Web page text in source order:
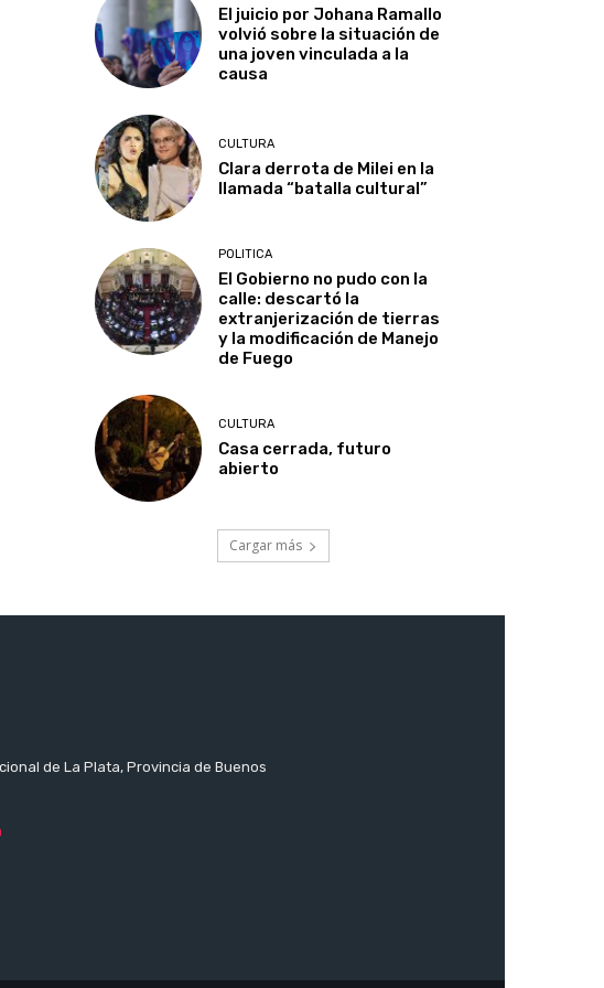
El juicio por Johana Ramallo
volvió sobre la situación de
una joven vinculada a la
causa
CULTURA
Clara derrota de Milei en la
llamada “batalla cultural”
POLITICA
El Gobierno no pudo con la
calle: descartó la
extranjerización de tierras
y la modificación de Manejo
de Fuego
CULTURA
Casa cerrada, futuro
abierto
Cargar más
de La Plata, Provincia de Buenos